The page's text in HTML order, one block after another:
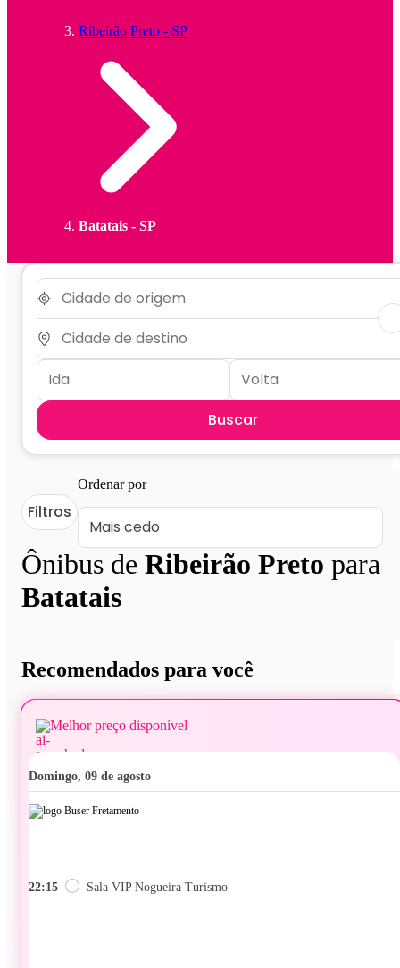
Ribeirão Preto - SP
Batatais - SP
Buscar
Ônibus de Ribeirão Preto para
Batatais
Filtros
Ordenar por
Recomendados para você
Melhor preço disponível
domingo, 09 de agosto
22:15 Sala VIP Nogueira Turismo